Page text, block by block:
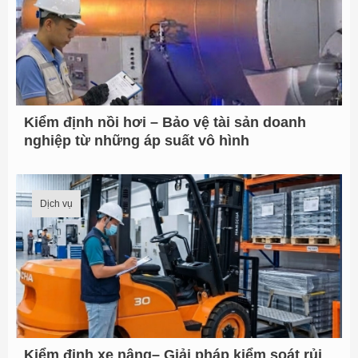
Kiểm định nồi hơi – Bảo vệ tài sản doanh
nghiệp từ những áp suất vô hình
Dịch vụ
Kiểm định xe nâng– Giải pháp kiểm soát rủi